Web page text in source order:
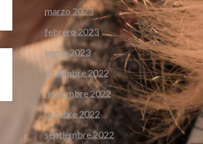
marzo 2023
febrero 2023
enero 2023
diciembre 2022
noviembre 2022
octubre 2022
septiembre 2022